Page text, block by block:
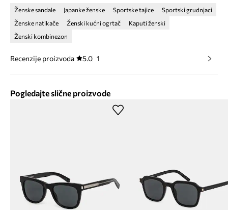
Ženske sandale Japanke ženske Sportske tajice
Sportski grudnjaci
Ženske natikače
Ženski kućni ogrtač
Kaputi ženski
Ženski kombinezon
Recenzije proizvoda 5.0 1
Pogledajte slične proizvode